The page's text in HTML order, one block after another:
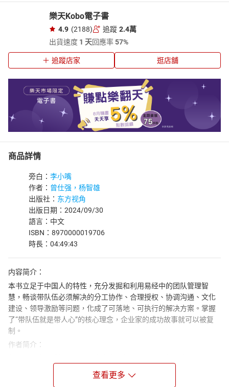
樂天Kobo電子書
4.9 (2188) 追蹤 2.4萬
出貨速度 1 天回應率57%
追蹤店家 逛店舖
商品詳情
旁白： 李小嘴
作者： 曾仕强，杨智雄
出版社： 东方视角
出版日期：2024/09/30
語言：中文
ISBN：8970000019706
時長：04:49:43
内容简介：
本书立足于中国人的特性，充分发掘和利用易经中的团队管理智
慧，畅谈带队伍必须解决的分工协作、合理授权、协调沟通、文化
建设、领导激励等问题，化成了可落地、可执行的解决方案。掌握
了“带队伍就是带人心”的核心理念，企业家的成功故事就可以被复
制。
作者简介：
大师。台湾交通大学教授，台湾师范大学教授。英国莱斯特大学管
理哲学博士，美国杜鲁门州立大学行政管理硕士。研究中国管理哲
查看更多